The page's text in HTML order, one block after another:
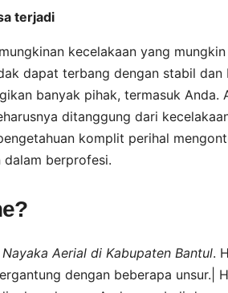
terjadi
kecelakaan yang
dapat terbang dengan stabil
banyak pihak, termasuk
ditanggung dari
komplit perihal
berprofesi.
Aerial di Kabupaten Bantul.
dengan beberapa unsur.|